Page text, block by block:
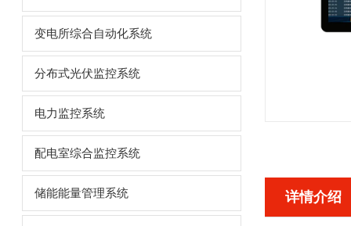
变电所综合自动化系统
分布式光伏监控系统
电力监控系统
配电室综合监控系统
储能能量管理系统 详情介绍